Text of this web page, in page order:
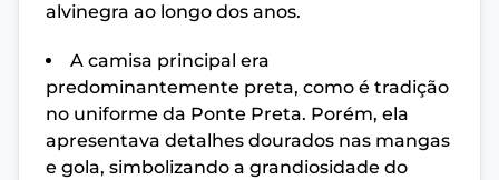
alvinegra ao longo dos anos.
A camisa principal era
predominantemente preta, como é tradição
no uniforme da Ponte Preta. Porém, ela
apresentava detalhes dourados nas mangas
e gola, simbolizando a grandiosidade do